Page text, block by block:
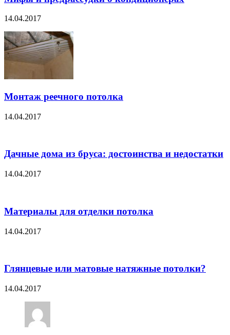
14.04.2017
Монтаж реечного потолка
14.04.2017
Дачные дома из бруса: достоинства и недостатки
14.04.2017
Материалы для отделки потолка
14.04.2017
Глянцевые или матовые натяжные потолки?
14.04.2017